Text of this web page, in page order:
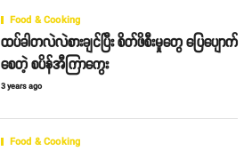
Food & Cooking
ထပ်ခါတလဲလဲစားချင်ပြီး စိတ်ဖိစီးမှုတွေ ပြေပျောက်
စေတဲ့ စပိန်အီကြာကွေး
3 years ago
Food & Cooking